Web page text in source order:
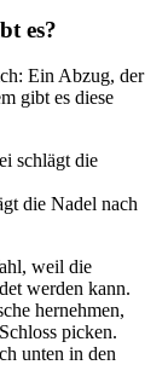
es?
Ein Abzug, der
gibt es diese
schlägt die
die Nadel nach
weil die
werden kann.
hernehmen,
picken.
unten in den